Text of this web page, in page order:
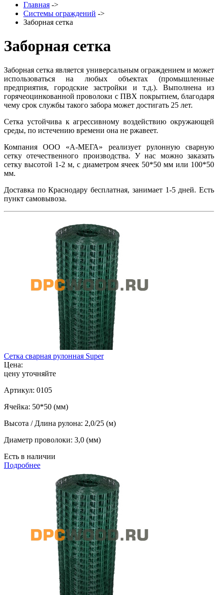
Главная ->
Системы ограждений ->
Заборная сетка
Заборная сетка
Заборная сетка является универсальным ограждением и может
использоваться на любых объектах (промышленные
предприятия, городские застройки и т.д.). Выполнена из
горячеоцинкованной проволоки с ПВХ покрытием, благодаря
чему срок службы такого забора может достигать 25 лет.
Сетка устойчива к агрессивному воздействию окружающей
среды, по истечению времени она не ржавеет.
Компания ООО «А-МЕГА» реализует рулонную сварную
сетку отечественного производства. У нас можно заказать
сетку высотой 1-2 м, с диаметром ячеек 50*50 мм или 100*50
мм.
Доставка по Краснодару бесплатная, занимает 1-5 дней. Есть
пункт самовывоза.
Сетка сварная рулонная Super
Цена:
цену уточняйте
Артикул: 0105
Ячейка: 50*50 (мм)
Высота / Длина рулона: 2,0/25 (м)
Диаметр проволоки: 3,0 (мм)
Есть в наличии
Подробнее